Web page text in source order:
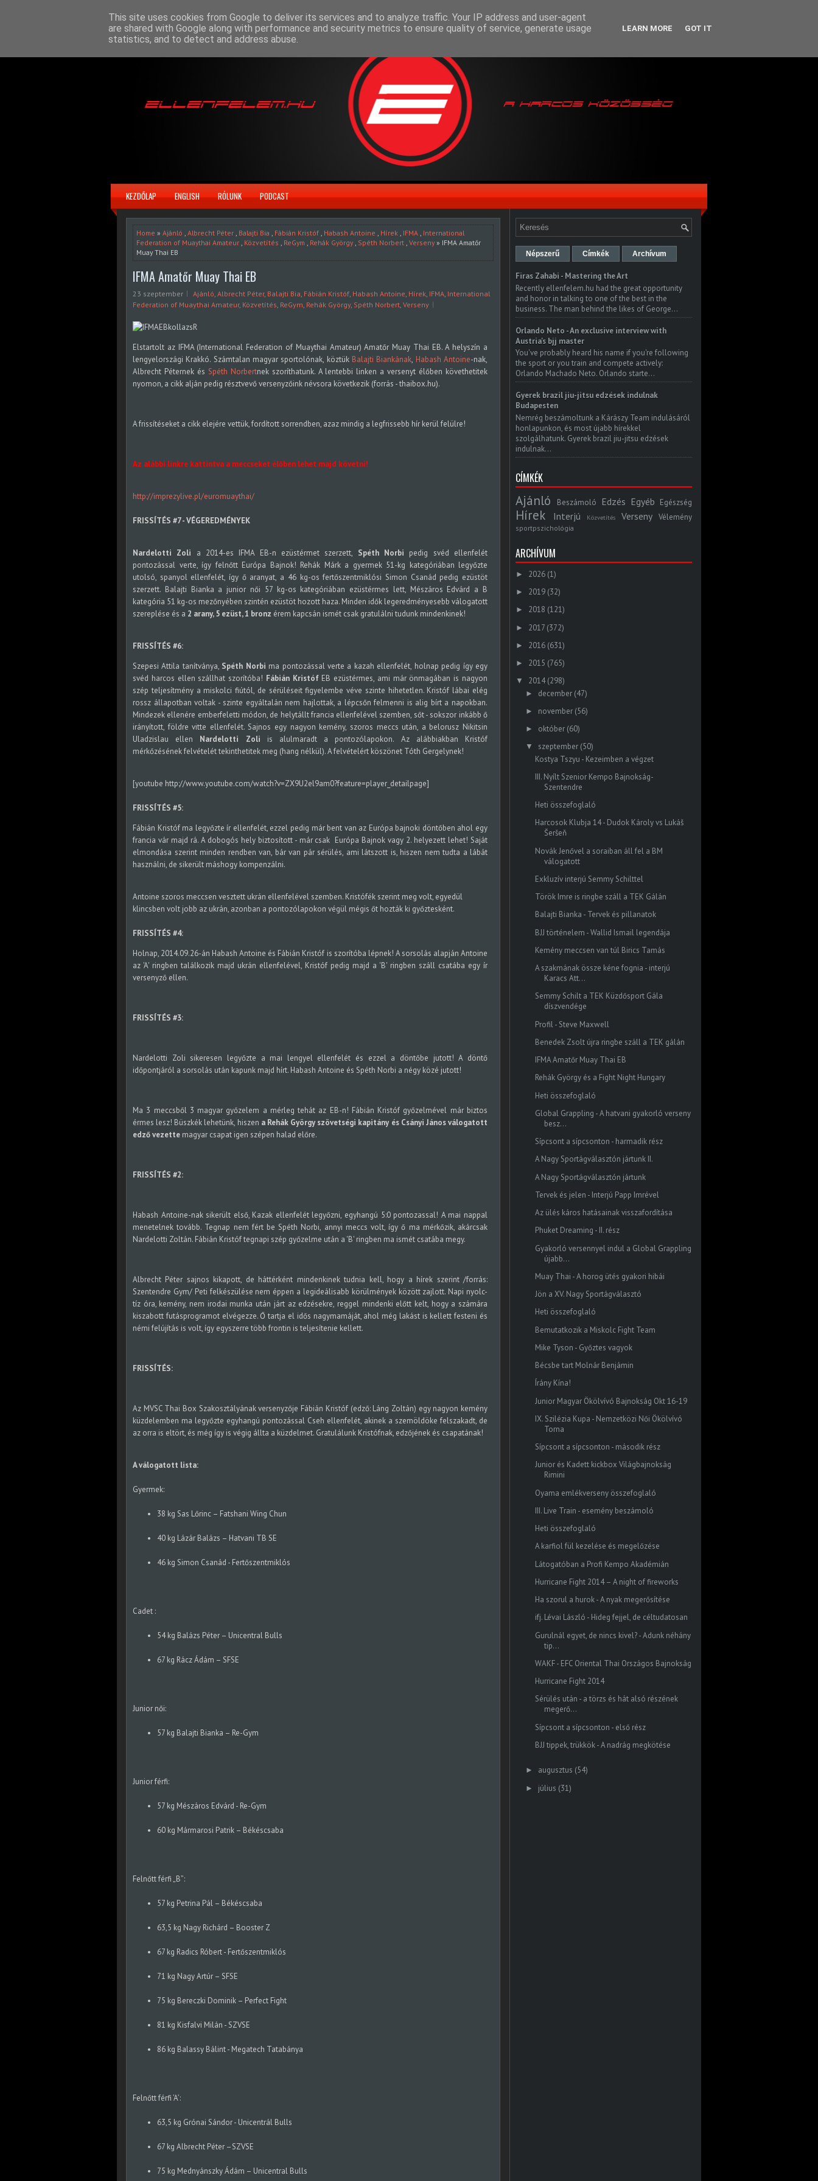
KEZDŐLAP ENGLISH RÓLUNK PODCAST
Home » Ajánló , Albrecht Péter , Balajti Bia , Fábián Kristóf , Habash Antoine , Hírek , IFMA , International
Federation of Muaythai Amateur , Közvetítés , ReGym , Rehák György, Spéth Norbert , Verseny» IFMA Amatőr
Muay Thai EB
IFMA Amatőr Muay Thai EB
23 szeptember Ajánló, Albrecht Péter, Balajti Bia, Fábián Kristóf, Habash Antoine, Hírek, IFMA, International
Federation of Muaythai Amateur, Közvetítés, ReGym, Rehák György, Spéth Norbert, Verseny
Elstartolt az IFMA (International Federation of Muaythai Amateur) Amatőr Muay Thai EB. A helyszín a
lengyelországi Krakkó. Számtalan magyar sportolónak, köztük Balajti Biankának, Habash Antoine-nak,
Albrecht Péternek és Spéth Norbertnek szoríthatunk. A lentebbi linken a versenyt élőben követhetitek
nyomon, a cikk alján pedig résztvevő versenyzőink névsora következik (forrás - thaibox.hu).
A frissítéseket a cikk elejére vettük, fordított sorrendben, azaz mindig a legfrissebb hír kerül felülre!
Az alábbi linkre kattintva a meccseket élőben lehet majd követni!
http://imprezylive.pl/euromuaythai/
FRISSÍTÉS #7 - VÉGEREDMÉNYEK
Nardelotti Zoli a 2014-es IFMA EB-n ezüstérmet szerzett, Spéth Norbi pedig svéd ellenfelét
pontozással verte, így felnőtt Európa Bajnok! Rehák Márk a gyermek 51-kg kategóriában legyőzte
utolsó, spanyol ellenfelét, így ő aranyat, a 46 kg-os fertőszentmiklósi Simon Csanád pedig ezüstöt
szerzett. Balajti Bianka a junior női 57 kg-os kategóriában ezüstérmes lett, Mészáros Edvárd a B
kategória 51 kg-os mezőnyében szintén ezüstöt hozott haza. Minden idők legeredményesebb válogatott
szereplése és a 2 arany, 5 ezüst, 1 bronz érem kapcsán ismét csak gratulálni tudunk mindenkinek!
FRISSÍTÉS #6:
Szepesi Attila tanítványa, Spéth Norbi ma pontozással verte a kazah ellenfelét, holnap pedig így egy
svéd harcos ellen szállhat szorítóba! Fábián KristófEB ezüstérmes, ami már önmagában is nagyon
szép teljesítmény a miskolci fiútól, de sérüléseit figyelembe véve szinte hihetetlen. Kristóf lábai elég
rossz állapotban voltak - szinte egyáltalán nem hajlottak, a lépcsőn felmenni is alig bírt a napokban.
Mindezek ellenére emberfeletti módon, de helytállt francia ellenfelével szemben, sőt - sokszor inkább ő
irányított, földre vitte ellenfelét. Sajnos egy nagyon kemény, szoros meccs után, a belorusz Nikitsin
Uladzislau ellen Nardelotti Zoli is alulmaradt a pontozólapokon. Az alábbiakban Kristóf
mérkőzésének felvételét tekinthetitek meg (hang nélkül). A felvételért köszönet Tóth Gergelynek!
[youtube http://www.youtube.com/watch?v=ZX9U2el9am0?feature=player_detailpage]
FRISSÍTÉS #5:
Fábián Kristóf ma legyőzte ír ellenfelét, ezzel pedig már bent van az Európa bajnoki döntőben ahol egy
francia vár majd rá. A dobogós hely biztosított - már csak Európa Bajnok vagy 2. helyezett lehet! Saját
elmondása szerint minden rendben van, bár van pár sérülés, ami látszott is, hiszen nem tudta a lábát
használni, de sikerült máshogy kompenzálni.
Antoine szoros meccsen vesztett ukrán ellenfelével szemben. Kristófék szerint meg volt, egyedül
klincsben volt jobb az ukrán, azonban a pontozólapokon végül mégis őt hozták ki győztesként.
FRISSÍTÉS #4:
Holnap, 2014.09.26-án Habash Antoine és Fábián Kristóf is szorítóba lépnek! A sorsolás alapján Antoine
az 'A' ringben találkozik majd ukrán ellenfelével, Kristóf pedig majd a 'B' ringben száll csatába egy ír
versenyző ellen.
FRISSÍTÉS #3:
Nardelotti Zoli sikeresen legyőzte a mai lengyel ellenfelét és ezzel a döntőbe jutott! A döntő
időpontjáról a sorsolás után kapunk majd hírt. Habash Antoine és Spéth Norbi a négy közé jutott!
Ma 3 meccsből 3 magyar győzelem a mérleg tehát az EB-n! Fábián Kristóf győzelmével már biztos
érmes lesz! Büszkék lehetünk, hiszen a Rehák György szövetségi kapitány és Csányi János válogatott
edző vezette magyar csapat igen szépen halad előre.
FRISSÍTÉS #2:
Habash Antoine-nak sikerült első, Kazak ellenfelét legyőzni, egyhangú 5:0 pontozassal! A mai nappal
menetelnek tovább. Tegnap nem fért be Spéth Norbi, annyi meccs volt, így ő ma mérkőzik, akárcsak
Nardelotti Zoltán. Fábián Kristóf tegnapi szép győzelme után a 'B' ringben ma ismét csatába megy.
Albrecht Péter sajnos kikapott, de háttérként mindenkinek tudnia kell, hogy a hírek szerint /forrás:
Szentendre Gym/ Peti felkészülése nem éppen a legideálisabb körülmények között zajlott. Napi nyolc-
tíz óra, kemény, nem irodai munka után járt az edzésekre, reggel mindenki előtt kelt, hogy a számára
kiszabott futásprogramot elvégezze. Ő tartja el idős nagymamáját, ahol még lakást is kellett festeni és
némi felújítás is volt, így egyszerre több frontin is teljesítenie kellett.
FRISSÍTÉS:
Az MVSC Thai Box Szakosztályának versenyzője Fábián Kristóf (edző: Láng Zoltán) egy nagyon kemény
küzdelemben ma legyőzte egyhangú pontozással Cseh ellenfelét, akinek a szemöldöke felszakadt, de
az orra is eltört, és még így is végig állta a küzdelmet. Gratulálunk Kristófnak, edzőjének és csapatának!
A válogatott lista:
Gyermek:
38 kg Sas Lőrinc – Fatshani Wing Chun
40 kg Lázár Balázs – Hatvani TB SE
46 kg Simon Csanád - Fertőszentmiklós
Cadet :
54 kg Balázs Péter – Unicentral Bulls
67 kg Rácz Ádám – SFSE
Junior női:
57 kg Balajti Bianka – Re-Gym
Junior férfi:
57 kg Mészáros Edvárd - Re-Gym
60 kg Mármarosi Patrik – Békéscsaba
Felnőtt férfi „B”:
57 kg Petrina Pál – Békéscsaba
63,5 kg Nagy Richárd – Booster Z
67 kg Radics Róbert - Fertőszentmiklós
71 kg Nagy Artúr – SFSE
75 kg Bereczki Dominik – Perfect Fight
81 kg Kisfalvi Milán - SZVSE
86 kg Balassy Bálint - Megatech Tatabánya
Felnőtt férfi ’A’:
63,5 kg Grónai Sándor - Unicentrál Bulls
67 kg Albrecht Péter –SZVSE
75 kg Mednyánszky Ádám – Unicentral Bulls
Népszerű Címkék Archívum
Firas Zahabi - Mastering the Art
Recently ellenfelem.hu had the great opportunity
and honor in talking to one of the best in the
business. The man behind the likes of George...
Orlando Neto - An exclusive interview with
Austria's bjj master
You've probably heard his name if you're following
the sport or you train and compete actively:
Orlando Machado Neto. Orlando starte...
Gyerek brazil jiu-jitsu edzések indulnak
Budapesten
Nemrég beszámoltunk a Kárászy Team indulásáról
honlapunkon, és most újabb hírekkel
szolgálhatunk. Gyerek brazil jiu-jitsu edzések
indulnak...
CÍMKÉK
Ajánló Beszámoló Edzés Egyéb Egészség
Hírek Interjú Közvetítés Verseny Vélemény
sportpszichológia
ARCHÍVUM
► 2026 (1)
► 2019 (32)
► 2018 (121)
► 2017 (372)
► 2016 (631)
► 2015 (765)
▼ 2014 (298)
► december (47)
► november (56)
► október (60)
▼ szeptember (50)
Kostya Tszyu - Kezeimben a végzet
III. Nyílt Szenior Kempo Bajnokság-
Szentendre
Heti összefoglaló
Harcosok Klubja 14 - Dudok Károly vs Lukáš
Šeršeň
Novák Jenővel a soraiban áll fel a BM
válogatott
Exkluzív interjú Semmy Schilttel
Török Imre is ringbe száll a TEK Gálán
Balajti Bianka - Tervek és pillanatok
BJJ történelem - Wallid Ismail legendája
Kemény meccsen van túl Birics Tamás
A szakmának össze kéne fognia - interjú
Karacs Att...
Semmy Schilt a TEK Küzdősport Gála
díszvendége
Profil - Steve Maxwell
Benedek Zsolt újra ringbe száll a TEK gálán
IFMA Amatőr Muay Thai EB
Rehák György és a Fight Night Hungary
Heti összefoglaló
Global Grappling - A hatvani gyakorló verseny
besz...
Sípcsont a sípcsonton - harmadik rész
A Nagy Sportágválasztón jártunk II.
A Nagy Sportágválasztón jártunk
Tervek és jelen - Interjú Papp Imrével
Az ülés káros hatásainak visszafordítása
Phuket Dreaming - II. rész
Gyakorló versennyel indul a Global Grappling
újabb...
Muay Thai - A horog ütés gyakori hibái
Jön a XV. Nagy Sportágválasztó
Heti összefoglaló
Bemutatkozik a Miskolc Fight Team
Mike Tyson - Győztes vagyok
Bécsbe tart Molnár Benjámin
Írány Kína!
Junior Magyar Ökölvívó Bajnokság Okt 16-19
IX. Szilézia Kupa - Nemzetközi Női Ökölvívó
Torna
Sípcsont a sípcsonton - második rész
Junior és Kadett kickbox Világbajnokság
Rimini
Oyama emlékverseny összefoglaló
III. Live Train - esemény beszámoló
Heti összefoglaló
A karfiol fül kezelése és megelőzése
Látogatóban a Profi Kempo Akadémián
Hurricane Fight 2014 – A night of fireworks
Ha szorul a hurok - A nyak megerősítése
ifj. Lévai László - Hideg fejjel, de céltudatosan
Gurulnál egyet, de nincs kivel? - Adunk néhány
tip...
WAKF - EFC Oriental Thai Országos Bajnokság
Hurricane Fight 2014
Sérülés után - a törzs és hát alsó részének
megerő...
Sípcsont a sípcsonton - első rész
BJJ tippek, trükkök - A nadrág megkötése
► augusztus (54)
► július (31)
This site uses cookies from Google to deliver its services and to analyze traffic. Your IP address and user-agent
are shared with Google along with performance and security metrics to ensure quality of service, generate usage
statistics, and to detect and address abuse.
LEARN MORE GOT IT